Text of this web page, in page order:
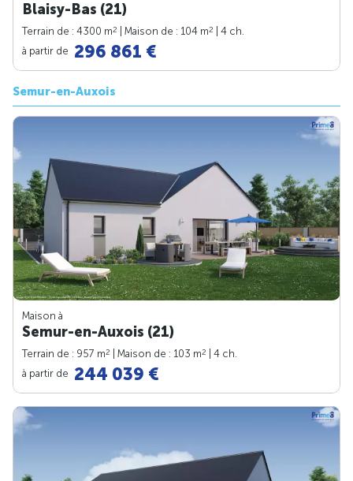
Blaisy-Bas (21)
Terrain de : 4300 m2 | Maison de : 104 m2
| 4 ch.
à partir de 296 861 €
Semur-en-Auxois
Maison à
Semur-en-Auxois (21)
Terrain de : 957 m2 | Maison de : 103 m2
| 4 ch.
à partir de 244 039 €